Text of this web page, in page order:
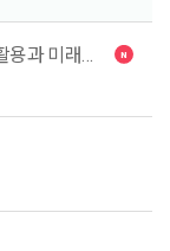
[앵커-MII] 2026 MDX 아이디어톤(AI 시대 IP 활용과 미래모빌리티) 학생 모집